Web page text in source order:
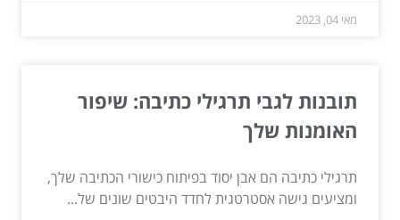
מאי 04, 2023
תובנות לגבי תרגילי כתיבה: שיפור
האומנות שלך
תרגילי כתיבה הם אבן יסוד בפיתוח כישורי הכתיבה שלך,
ומציעים גישה אסטרטגית לחדד היבטים שונים של...